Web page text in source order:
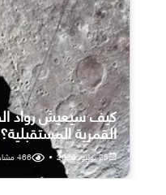
كيف سيعيش رواد
القمرية المستقبلية؟
25 يوليو، 2026 •
466